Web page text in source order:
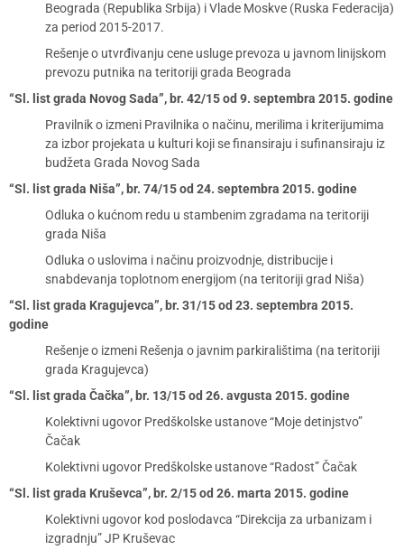
Beograda (Republika Srbija) i Vlade Moskve (Ruska Federacija)
za period 2015-2017.
Rešenje o utvrđivanju cene usluge prevoza u javnom linijskom
prevozu putnika na teritoriji grada Beograda
“Sl. list grada Novog Sada”, br. 42/15 od 9. septembra 2015. godine
Pravilnik o izmeni Pravilnika o načinu, merilima i kriterijumima
za izbor projekata u kulturi koji se finansiraju i sufinansiraju iz
budžeta Grada Novog Sada
“Sl. list grada Niša”, br. 74/15 od 24. septembra 2015. godine
Odluka o kućnom redu u stambenim zgradama na teritoriji
grada Niša
Odluka o uslovima i načinu proizvodnje, distribucije i
snabdevanja toplotnom energijom (na teritoriji grad Niša)
“Sl. list grada Kragujevca”, br. 31/15 od 23. septembra 2015.
godine
Rešenje o izmeni Rešenja o javnim parkiralištima (na teritoriji
grada Kragujevca)
“Sl. list grada Čačka”, br. 13/15 od 26. avgusta 2015. godine
Kolektivni ugovor Predškolske ustanove “Moje detinjstvo”
Čačak
Kolektivni ugovor Predškolske ustanove “Radost” Čačak
“Sl. list grada Kruševca”, br. 2/15 od 26. marta 2015. godine
Kolektivni ugovor kod poslodavca “Direkcija za urbanizam i
izgradnju” JP Kruševac